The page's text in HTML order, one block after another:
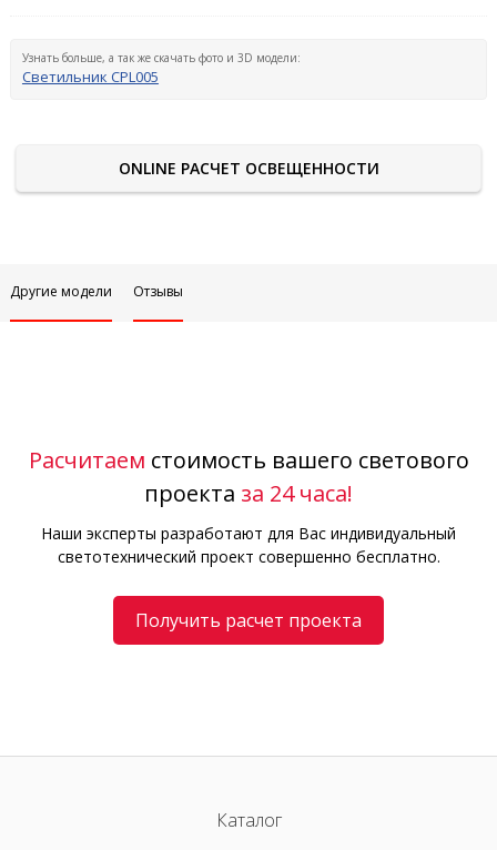
Узнать больше, а так же скачать фото и 3D модели:
Светильник CPL005
ONLINE РАСЧЕТ ОСВЕЩЕННОСТИ
Другие модели Отзывы
Расчитаем стоимость вашего светового
проекта за 24 часа!
Наши эксперты разработают для Вас индивидуальный
светотехнический проект совершенно бесплатно.
Получить расчет проекта
Каталог